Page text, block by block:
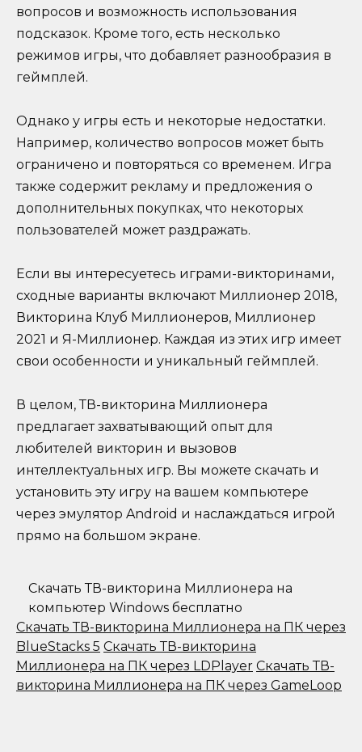
вопросов и возможность использования
подсказок. Кроме того, есть несколько
режимов игры, что добавляет разнообразия в
геймплей.
Однако у игры есть и некоторые недостатки.
Например, количество вопросов может быть
ограничено и повторяться со временем. Игра
также содержит рекламу и предложения о
дополнительных покупках, что некоторых
пользователей может раздражать.
Если вы интересуетесь играми-викторинами,
сходные варианты включают Миллионер 2018,
Викторина Клуб Миллионеров, Миллионер
2021 и Я-Миллионер. Каждая из этих игр имеет
свои особенности и уникальный геймплей.
В целом, ТВ-викторина Миллионера
предлагает захватывающий опыт для
любителей викторин и вызовов
интеллектуальных игр. Вы можете скачать и
установить эту игру на вашем компьютере
через эмулятор Android и наслаждаться игрой
прямо на большом экране.
Скачать ТВ-викторина Миллионера на
компьютер Windows бесплатно
Скачать ТВ-викторина Миллионера на ПК через
BlueStacks 5 Скачать ТВ-викторина
Миллионера на ПК через LDPlayer Скачать ТВ-
викторина Миллионера на ПК через GameLoop